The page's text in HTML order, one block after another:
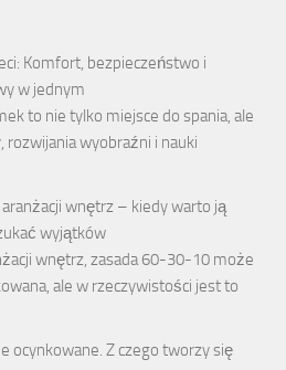
Komfort, bezpieczeństwo i
w jednym
to nie tylko miejsce do spania, ale
wyobraźni i nauki
wnętrz – kiedy warto ją
wyjątków
wnętrz, zasada 60-30-10 może
ale w rzeczywistości jest to
ocynkowane. Z czego tworzy się